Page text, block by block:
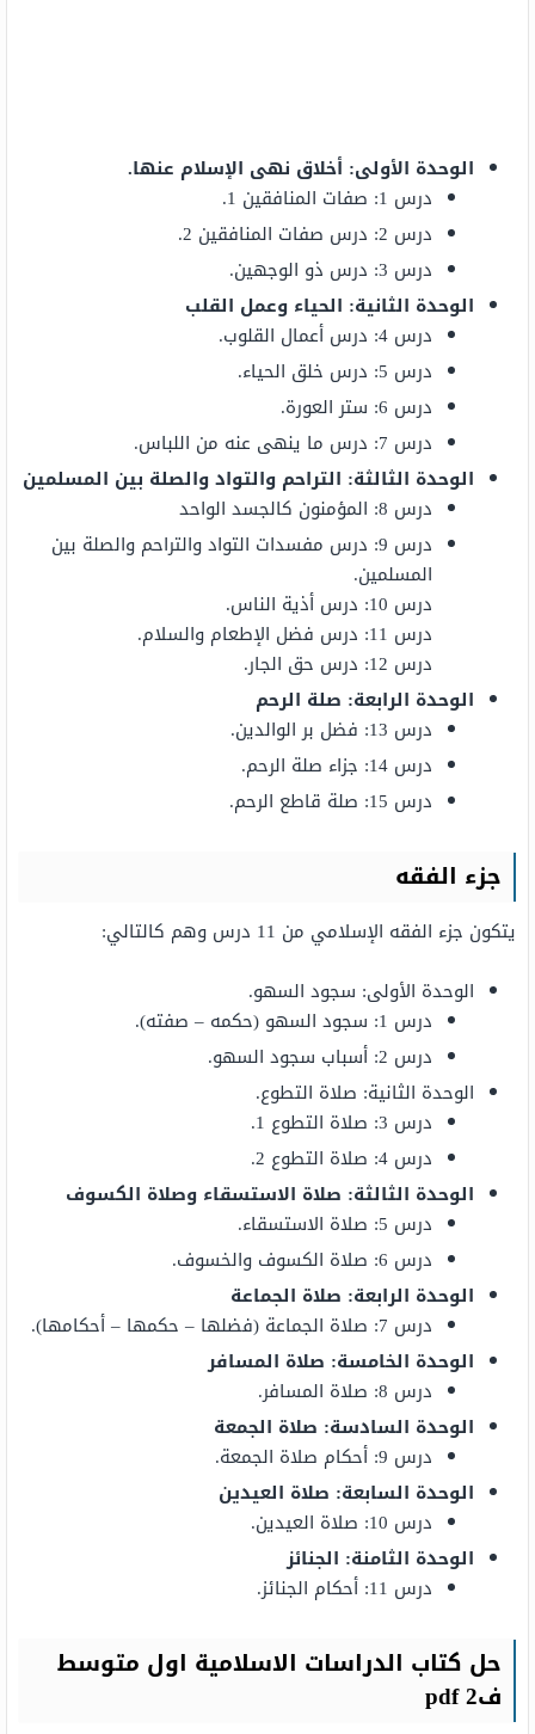
الوحدة الأولى: أخلاق نهى الإسلام عنها.
درس 1: صفات المنافقين 1.
درس 2: درس صفات المنافقين 2.
درس 3: درس ذو الوجهين.
الوحدة الثانية: الحياء وعمل القلب
درس 4: درس أعمال القلوب.
درس 5: درس خلق الحياء.
درس 6: ستر العورة.
درس 7: درس ما ينهى عنه من اللباس.
الوحدة الثالثة: التراحم والتواد والصلة بين المسلمين
درس 8: المؤمنون كالجسد الواحد
درس 9: درس مفسدات التواد والتراحم والصلة بين
المسلمين.
درس 10: درس أذية الناس.
درس 11: درس فضل الإطعام والسلام.
درس 12: درس حق الجار.
الوحدة الرابعة: صلة الرحم
درس 13: فضل بر الوالدين.
درس 14: جزاء صلة الرحم.
درس 15: صلة قاطع الرحم.
جزء الفقه
يتكون جزء الفقه الإسلامي من 11 درس وهم كالتالي:
الوحدة الأولى: سجود السهو.
درس 1: سجود السهو (حكمه – صفته).
درس 2: أسباب سجود السهو.
الوحدة الثانية: صلاة التطوع.
درس 3: صلاة التطوع 1.
درس 4: صلاة التطوع 2.
الوحدة الثالثة: صلاة الاستسقاء وصلاة الكسوف
درس 5: صلاة الاستسقاء.
درس 6: صلاة الكسوف والخسوف.
الوحدة الرابعة: صلاة الجماعة
درس 7: صلاة الجماعة (فضلها – حكمها – أحكامها).
الوحدة الخامسة: صلاة المسافر
درس 8: صلاة المسافر.
الوحدة السادسة: صلاة الجمعة
درس 9: أحكام صلاة الجمعة.
الوحدة السابعة: صلاة العيدين
درس 10: صلاة العيدين.
الوحدة الثامنة: الجنائز
درس 11: أحكام الجنائز.
حل كتاب الدراسات الاسلامية اول متوسط
ف2 pdf